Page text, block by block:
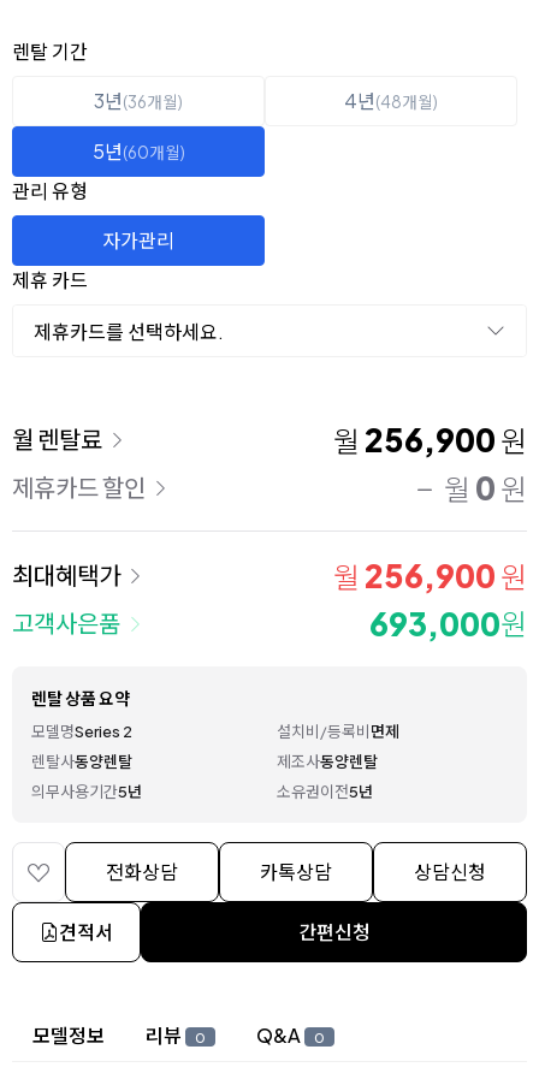
옵션 선택
렌탈 선택
렌탈 기간
3년(36개월) 4년(48개월)
5년(60개월)
관리 유형
자가관리
제휴 카드
제휴카드를 선택하세요.
이용 요금
월 렌탈료 월 256,900 원
제휴카드 할인 월 0 원
최대혜택가 월 256,900 원
고객사은품 693,000원
렌탈 상품 요약
모델명Series 2 설치비/등록비면제
렌탈사동양렌탈 제조사동양렌탈
의무사용기간5년 소유권이전5년
전화상담 카톡상담 상담신청
견적서 간편신청
상세 정보
모델정보 리뷰 0 Q&A 0